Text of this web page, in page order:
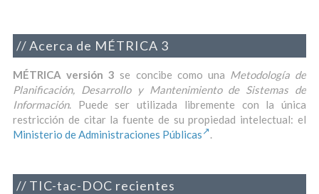
Acerca de MÉTRICA 3
MÉTRICA versión 3 se concibe como una Metodología de
Planificación, Desarrollo y Mantenimiento de Sistemas de
Información. Puede ser utilizada libremente con la única
restricción de citar la fuente de su propiedad intelectual: el
Ministerio de Administraciones Públicas
.
TIC-tac-DOC recientes